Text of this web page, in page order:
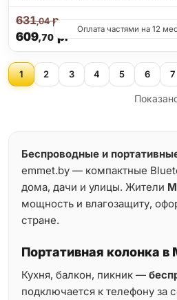
609,70р.
631,04р.
Оплата частями на 12
1 2 3 4 5 6 7
Беспроводные и
emmet.by — компактные
дома, дачи и улицы. Жители
мощность и влагозащиту,
стране.
Портативная колонка в
Кухня, балкон, пикник —
подключается к телефону за